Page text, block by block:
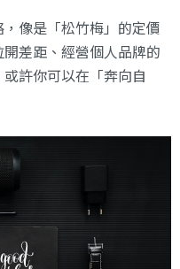
像是「松竹梅」的定價
差距、經營個人品牌的
許你可以在「奔向自